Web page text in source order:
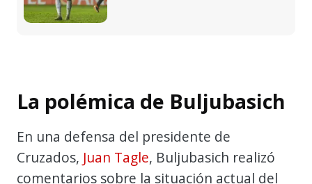
La polémica de Buljubasich
En una defensa del presidente de
Cruzados, Juan Tagle, Buljubasich realizó
comentarios sobre la situación actual del